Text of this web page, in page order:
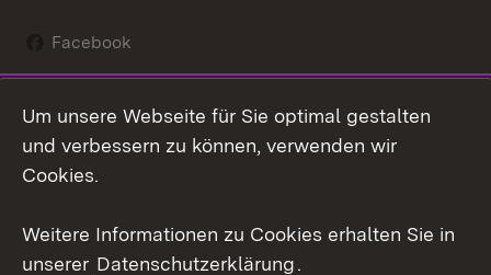
Facebook
Social Wall
Youtube
Um unsere Webseite für Sie optimal gestalten
und verbessern zu können, verwenden wir
Cookies.
Weitere Informationen zu Cookies erhalten Sie in
unserer Datenschutzerklärung.